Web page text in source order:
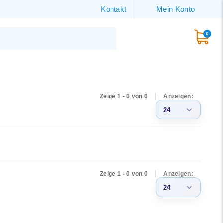
Kontakt Mein Konto
0
Zeige 1 - 0 von 0 Anzeigen:
24
15
Zeige 1 - 0 von 0 Anzeigen:
24